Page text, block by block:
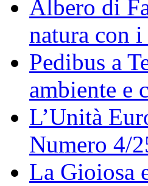
Albero di
natura con
Pedibus a
ambiente e
L’Unità
Numero 4/
La Gioiosa